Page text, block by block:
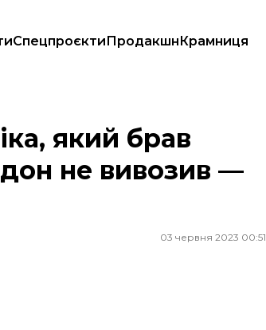
СпецпроєктиПродакшнКрамниця
— Офіс генпрокурора
який брав
не вивозив —
03 червня 2023 00:51